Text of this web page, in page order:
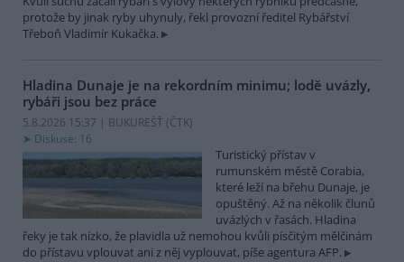
protože by jinak ryby uhynuly, řekl provozní ředitel Rybářství
Třeboň Vladimír Kukačka.
Hladina Dunaje je na rekordním minimu; lodě uvázly,
rybáři jsou bez práce
5.8.2026 15:37 | BUKUREŠŤ (ČTK)
Diskuse: 16
Turistický přístav v
rumunském městě Corabia,
které leží na břehu Dunaje, je
opuštěný. Až na několik člunů
uvázlých v řasách. Hladina
řeky je tak nízko, že plavidla už nemohou kvůli písčitým mělčinám
do přístavu vplouvat ani z něj vyplouvat, píše agentura AFP.